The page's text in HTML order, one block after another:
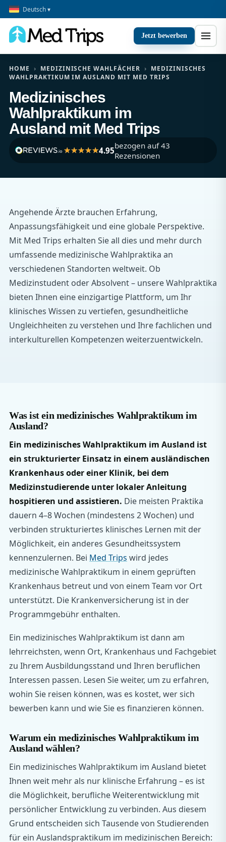
Deutsch ▾
Jetzt bewerben
HOME › MEDIZINISCHE WAHLFÄCHER › MEDIZINISCHES
WAHLPRAKTIKUM IM AUSLAND MIT MED TRIPS
Medizinisches
Wahlpraktikum im
Ausland mit Med Trips
4.95bezogen auf 43
Rezensionen
Angehende Ärzte brauchen Erfahrung,
Anpassungsfähigkeit und eine globale Perspektive.
Mit Med Trips erhalten Sie all dies und mehr durch
umfassende medizinische Wahlpraktika an
verschiedenen Standorten weltweit. Ob
Medizinstudent oder Absolvent – unsere Wahlpraktika
bieten Ihnen eine einzigartige Plattform, um Ihr
klinisches Wissen zu vertiefen, gesundheitliche
Ungleichheiten zu verstehen und Ihre fachlichen und
interkulturellen Kompetenzen weiterzuentwickeln.
Was ist ein medizinisches Wahlpraktikum im
Ausland?
Ein medizinisches Wahlpraktikum im Ausland ist
ein strukturierter Einsatz in einem ausländischen
Krankenhaus oder einer Klinik, bei dem
Medizinstudierende unter lokaler Anleitung
hospitieren und assistieren. Die meisten Praktika
dauern 4–8 Wochen (mindestens 2 Wochen) und
verbinden strukturiertes klinisches Lernen mit der
Möglichkeit, ein anderes Gesundheitssystem
kennenzulernen. Bei Med Trips wird jedes
medizinische Wahlpraktikum in einem geprüften
Krankenhaus betreut und von einem Team vor Ort
unterstützt. Die Krankenversicherung ist in der
Programmgebühr enthalten.
Ein medizinisches Wahlpraktikum ist dann am
lehrreichsten, wenn Ort, Krankenhaus und Fachgebiet
zu Ihrem Ausbildungsstand und Ihren beruflichen
Interessen passen. Lesen Sie weiter, um zu erfahren,
wohin Sie reisen können, was es kostet, wer sich
bewerben kann und wie Sie es finanzieren können.
Warum ein medizinisches Wahlpraktikum im
Ausland wählen?
Ein medizinisches Wahlpraktikum im Ausland bietet
Ihnen weit mehr als nur klinische Erfahrung – es ist
die Möglichkeit, berufliche Weiterentwicklung mit
persönlicher Entwicklung zu verbinden. Aus diesem
Grund entscheiden sich Tausende von Studierenden
für ein Auslandspraktikum im medizinischen Bereich: